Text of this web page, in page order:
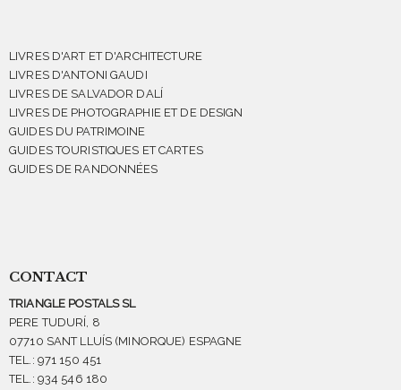
LIVRES D'ART ET D'ARCHITECTURE
LIVRES D'ANTONI GAUDI
LIVRES DE SALVADOR DALÍ
LIVRES DE PHOTOGRAPHIE ET DE DESIGN
GUIDES DU PATRIMOINE
GUIDES TOURISTIQUES ET CARTES
GUIDES DE RANDONNÉES
CONTACT
TRIANGLE POSTALS SL
PERE TUDURÍ, 8
07710 SANT LLUÍS (MINORQUE) ESPAGNE
TEL.: 971 150 451
TEL.: 934 546 180